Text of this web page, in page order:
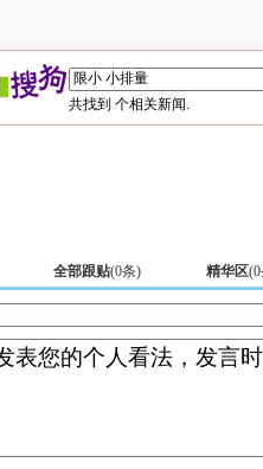
共找到 个相关新闻.
全部跟贴(0条) 精华区(0